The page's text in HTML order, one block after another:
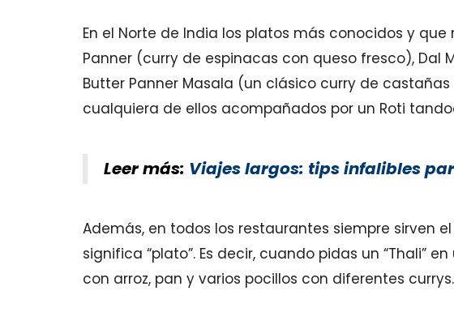
En el Norte de India los platos más conocidos y
Panner (curry de espinacas con queso fresco), Dal
Butter Panner Masala (un clásico curry de
cualquiera de ellos acompañados por un Roti
Leer más: Viajes largos: tips infalibles
Además, en todos los restaurantes siempre sirven el
significa “plato”. Es decir, cuando pidas un “Thali”
con arroz, pan y varios pocillos con diferentes currys.